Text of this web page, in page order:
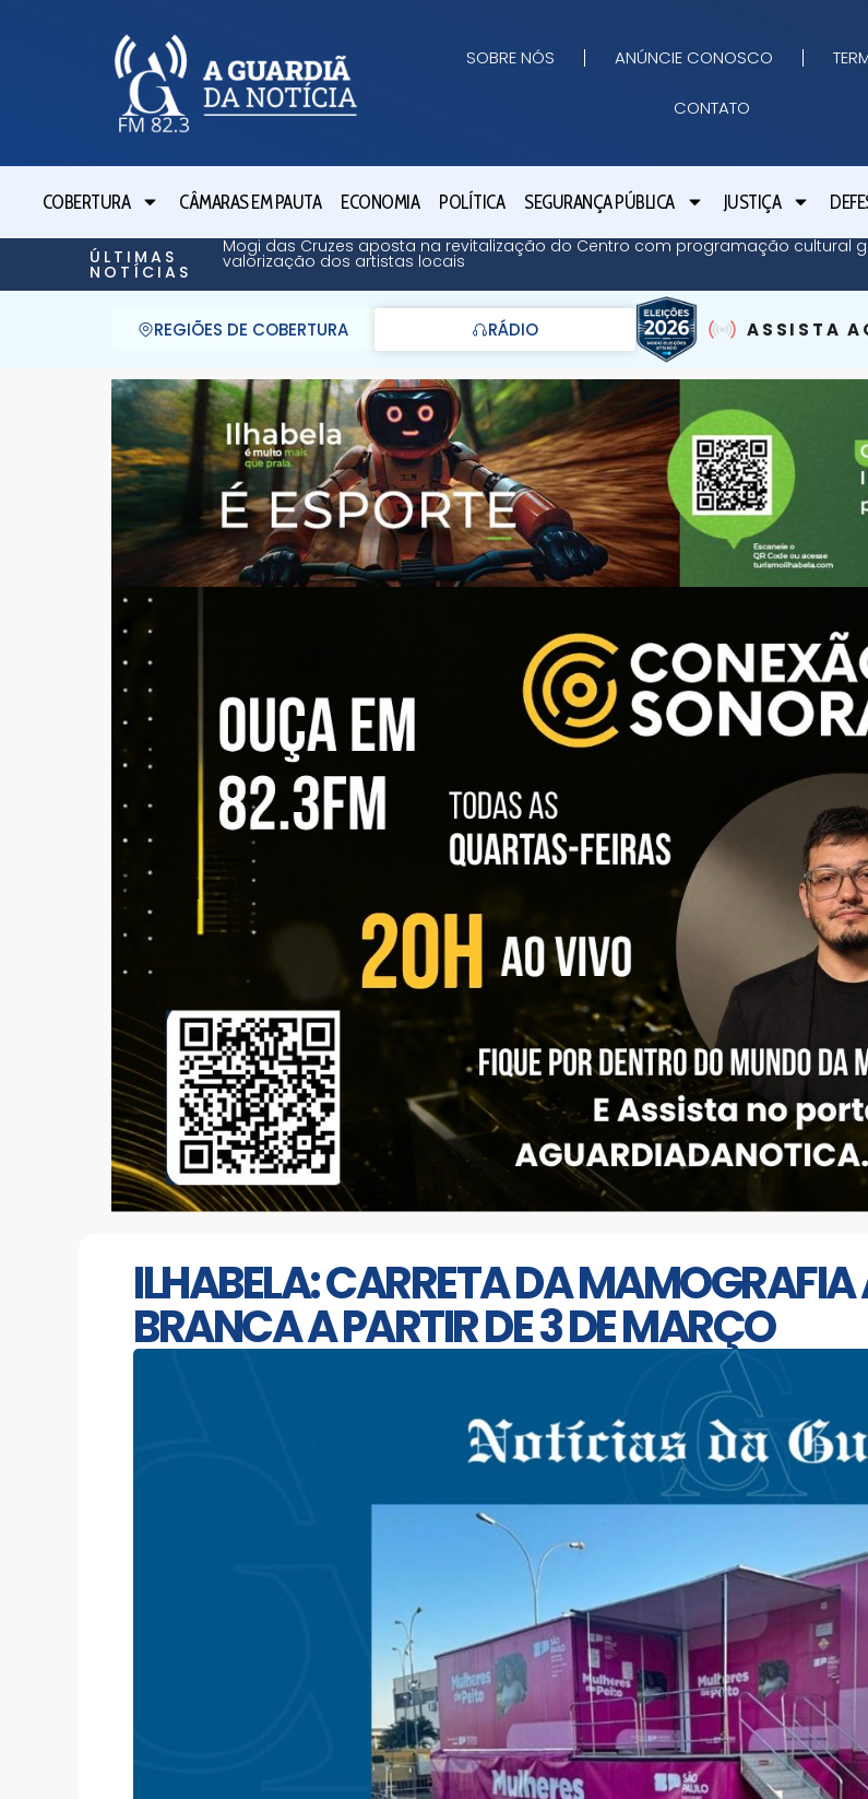
SOBRE NÓS ANÚNCIE CONOSCO
CONTATO
COBERTURA CÂMARAS EM PAUTA ECONOMIA POLÍTICA SEGURANÇA PÚBLICA JUSTIÇA
ÚLTIMAS
NOTÍCIAS
Mogi das Cruzes aposta na revitalização do Centro com programação cultural
valorização dos artistas locais
REGIÕES DE COBERTURA RÁDIO ASSISTA
ILHABELA: CARRETA DA
BRANCA A PARTIR DE 3 DE MARÇO